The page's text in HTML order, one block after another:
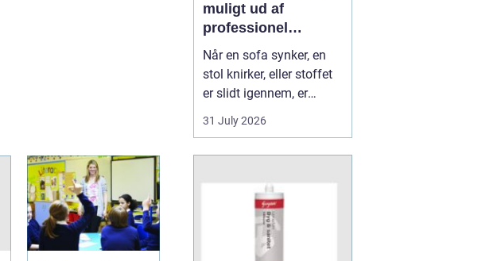
muligt ud af
professionel
møbelpolstring
Når en sofa synker, en
stol knirker, eller stoffet
er slidt igennem, er
mange fristede til bare at
købe nyt. Men ofte kan
flottere og mere
behagelige, end da de
var nye. Her spiller
31 July 2026